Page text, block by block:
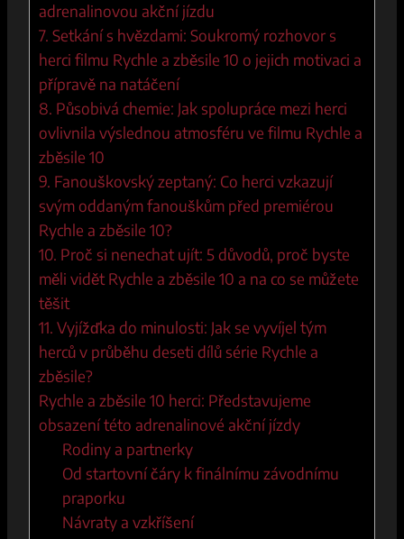
adrenalinovou akční jízdu
7.⁣ Setkání s hvězdami: Soukromý⁢ rozhovor s
⁢herci filmu ⁤Rychle a zběsile 10 o jejich motivaci a
přípravě ​na natáčení
8. Působivá ⁤chemie:‌ Jak spolupráce⁤ mezi herci
ovlivnila výslednou atmosféru ve filmu‍ Rychle a
zběsile 10
9. Fanouškovský‌ zeptaný: Co herci vzkazují
svým oddaným ‍fanouškům před premiérou
Rychle‍ a zběsile 10?
10. Proč si nenechat ujít: 5 ‍důvodů, proč byste
měli‌ vidět​ Rychle a zběsile 10⁣ a na co⁢ se můžete
těšit
11. Vyjížďka⁢ do minulosti: Jak se vyvíjel ⁣tým
⁢herců v⁤ průběhu deseti dílů⁢ série Rychle a
zběsile?
Rychle a⁤ zběsile‍ 10 herci: Představujeme
obsazení ⁣této‌ adrenalinové akční jízdy
Rodiny a ⁤partnerky
Od startovní‍ čáry k finálnímu závodnímu⁢
praporku
Návraty a ​vzkříšení